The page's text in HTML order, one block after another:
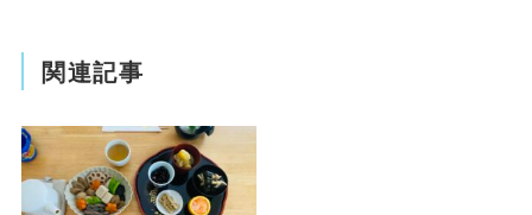
関連記事